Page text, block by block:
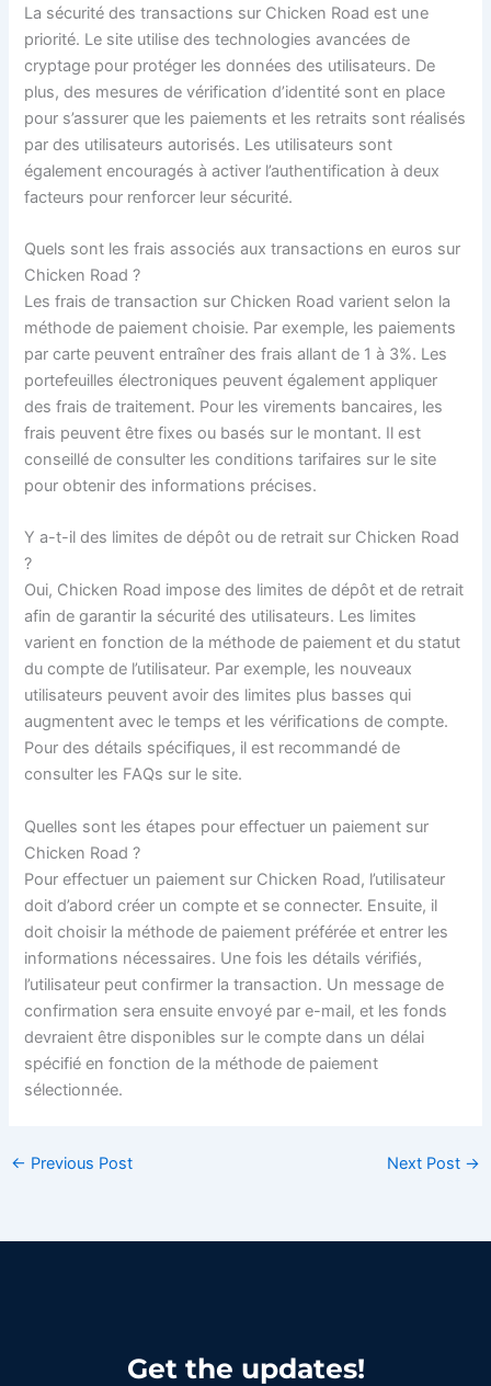
La sécurité des transactions sur Chicken Road est une
priorité. Le site utilise des technologies avancées de
cryptage pour protéger les données des utilisateurs. De
plus, des mesures de vérification d’identité sont en place
pour s’assurer que les paiements et les retraits sont réalisés
par des utilisateurs autorisés. Les utilisateurs sont
également encouragés à activer l’authentification à deux
facteurs pour renforcer leur sécurité.
Quels sont les frais associés aux transactions en euros sur
Chicken Road ?
Les frais de transaction sur Chicken Road varient selon la
méthode de paiement choisie. Par exemple, les paiements
par carte peuvent entraîner des frais allant de 1 à 3%. Les
portefeuilles électroniques peuvent également appliquer
des frais de traitement. Pour les virements bancaires, les
frais peuvent être fixes ou basés sur le montant. Il est
conseillé de consulter les conditions tarifaires sur le site
pour obtenir des informations précises.
Y a-t-il des limites de dépôt ou de retrait sur Chicken Road
?
Oui, Chicken Road impose des limites de dépôt et de retrait
afin de garantir la sécurité des utilisateurs. Les limites
varient en fonction de la méthode de paiement et du statut
du compte de l’utilisateur. Par exemple, les nouveaux
utilisateurs peuvent avoir des limites plus basses qui
augmentent avec le temps et les vérifications de compte.
Pour des détails spécifiques, il est recommandé de
consulter les FAQs sur le site.
Quelles sont les étapes pour effectuer un paiement sur
Chicken Road ?
Pour effectuer un paiement sur Chicken Road, l’utilisateur
doit d’abord créer un compte et se connecter. Ensuite, il
doit choisir la méthode de paiement préférée et entrer les
informations nécessaires. Une fois les détails vérifiés,
l’utilisateur peut confirmer la transaction. Un message de
confirmation sera ensuite envoyé par e-mail, et les fonds
devraient être disponibles sur le compte dans un délai
spécifié en fonction de la méthode de paiement
sélectionnée.
← Previous Post Next Post →
Get the updates!